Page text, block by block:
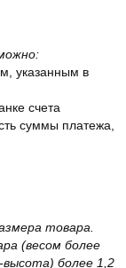
указанным в
счета
суммы платежа,
товара.
(весом более
высота) более 1,2